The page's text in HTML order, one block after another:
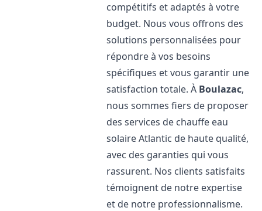
compétitifs et adaptés à votre
budget. Nous vous offrons des
solutions personnalisées pour
répondre à vos besoins
spécifiques et vous garantir une
satisfaction totale. À Boulazac,
nous sommes fiers de proposer
des services de chauffe eau
solaire Atlantic de haute qualité,
avec des garanties qui vous
rassurent. Nos clients satisfaits
témoignent de notre expertise
et de notre professionnalisme.